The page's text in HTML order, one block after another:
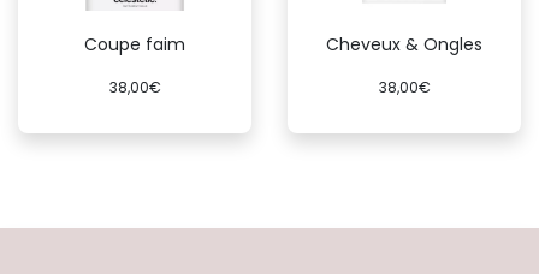
Coupe faim
38,00€
Cheveux & Ongles
38,00€